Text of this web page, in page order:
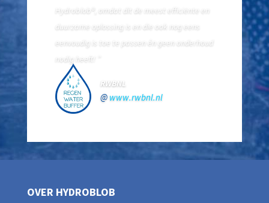
Hydroblob®, omdat dit de meest efficiënte en
duurzame oplossing is en die ook nog eens
eenvoudig is toe te passen én geen onderhoud
nodig heeft! ”
RWBNL
@ www.rwbnl.nl
OVER HYDROBLOB